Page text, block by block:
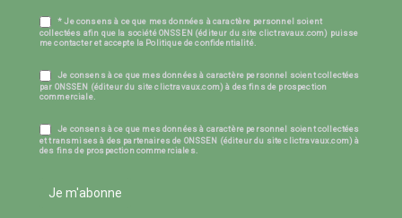
* Je consens à ce que mes données à caractère personnel soient
collectées afin que la société ONSSEN (éditeur du site clictravaux.com) puisse
me contacter et accepte la Politique de confidentialité.
Je consens à ce que mes données à caractère personnel soient collectées
par ONSSEN (éditeur du site clictravaux.com) à des fins de prospection
commerciale.
Je consens à ce que mes données à caractère personnel soient collectées
et transmises à des partenaires de ONSSEN (éditeur du site clictravaux.com) à
des fins de prospection commerciales.
Je m'abonne